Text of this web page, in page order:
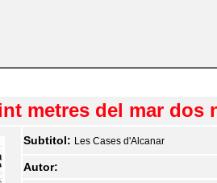
metres del mar dos
Subtitol: Les Cases d'Alcanar
Autor: